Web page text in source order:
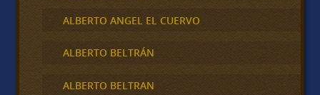
ALBERTO ANGEL EL CUERVO
ALBERTO BELTRÁN
ALBERTO BELTRAN